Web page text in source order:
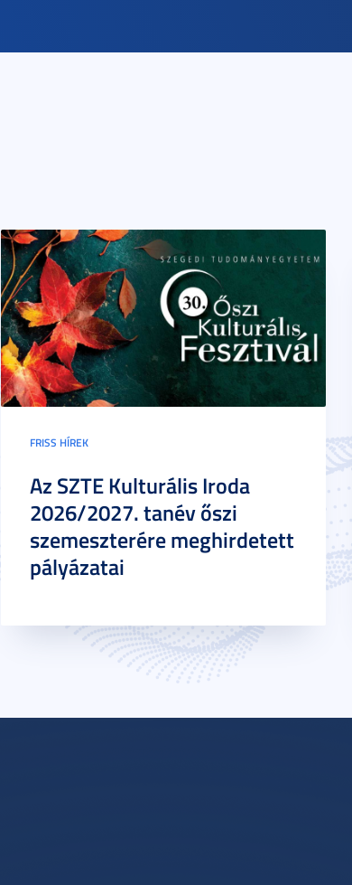
FRISS HÍREK
Az SZTE Kulturális Iroda
2026/2027. tanév őszi
szemeszterére meghirdetett
pályázatai